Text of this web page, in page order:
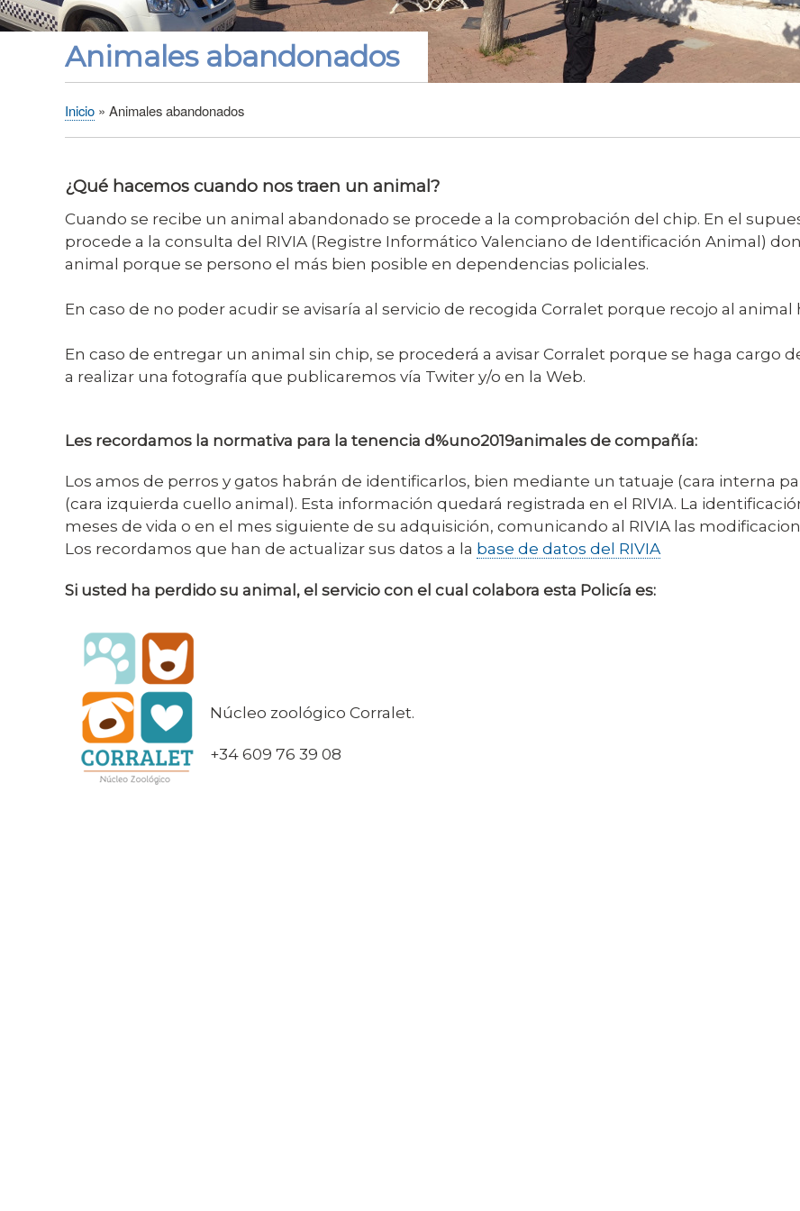
Animales abandonados
Sobrescribir
ayuda
a
la
navegación
Inicio Animales abandonados
¿Qué hacemos cuando nos traen un animal?
Cuando se recibe un animal abandonado se procede a la comprobación del chip. En el
procede a la consulta del RIVIA (Registre Informático Valenciano de Identificación Animal)
animal porque se persono el más bien posible en dependencias policiales.
En caso de no poder acudir se avisaría al servicio de recogida Corralet porque recojo al
En caso de entregar un animal sin chip, se procederá a avisar Corralet porque se haga cargo
a realizar una fotografía que publicaremos vía Twiter y/o en la Web.
Les recordamos la normativa para la tenencia d%uno2019animales de compañía:
Los amos de perros y gatos habrán de identificarlos, bien mediante un tatuaje (cara interna
(cara izquierda cuello animal). Esta información quedará registrada en el RIVIA. La
meses de vida o en el mes siguiente de su adquisición, comunicando al RIVIA las
Los recordamos que han de actualizar sus datos a la base de datos del RIVIA
Si usted ha perdido su animal, el servicio con el cual colabora esta Policía es:
Núcleo zoológico Corralet.
+34 609 76 39 08